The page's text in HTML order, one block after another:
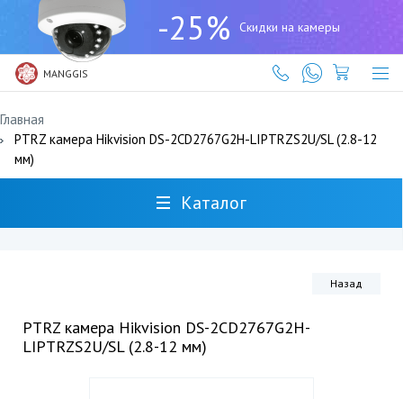
-25% Скидки на камеры
MANGGIS
(727)
317-
61-
61
Главная
PTRZ камера Hikvision DS-2CD2767G2H-LIPTRZS2U/SL (2.8-12
мм)
Каталог
Назад
PTRZ камера Hikvision DS-2CD2767G2H-
LIPTRZS2U/SL (2.8-12 мм)